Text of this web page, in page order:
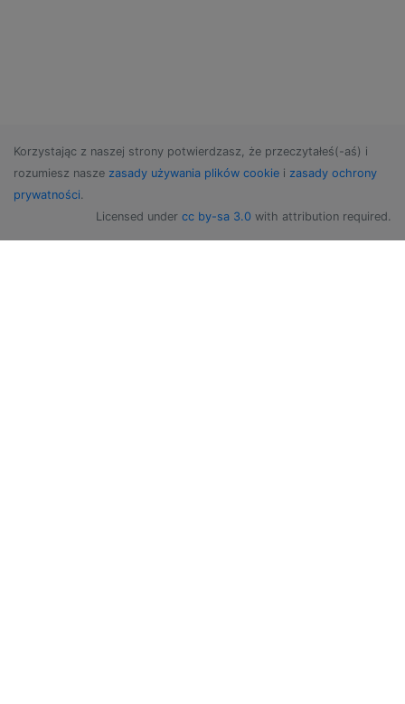
Korzystając z naszej strony potwierdzasz, że przeczytałeś(-aś) i
rozumiesz nasze zasady używania plików cookie i zasady ochrony
prywatności.
Licensed under cc by-sa 3.0 with attribution required.